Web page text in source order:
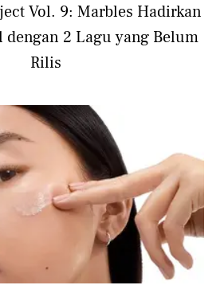
Vol. 9: Marbles Hadirkan
dengan 2 Lagu yang Belum
Rilis